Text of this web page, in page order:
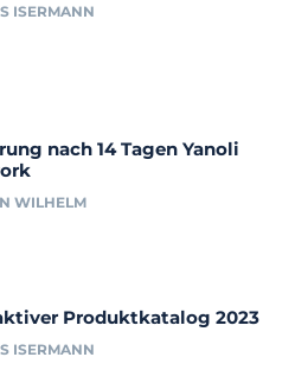
ISERMANN
nach 14 Tagen Yanoli
WILHELM
Produktkatalog 2023
ISERMANN